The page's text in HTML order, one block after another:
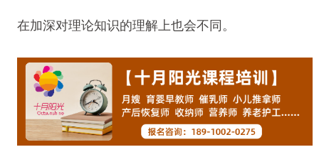
在加深对理论知识的理解上也会不同。